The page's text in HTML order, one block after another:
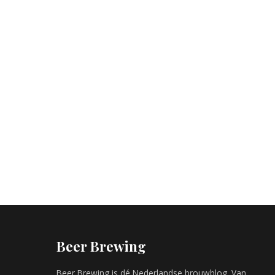
Beer Brewing